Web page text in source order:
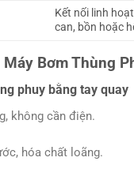
Kết nối linh
can, bồn hoặc
Máy Bơm Thùng
phuy bằng tay quay
không cần điện.
hóa chất loãng.